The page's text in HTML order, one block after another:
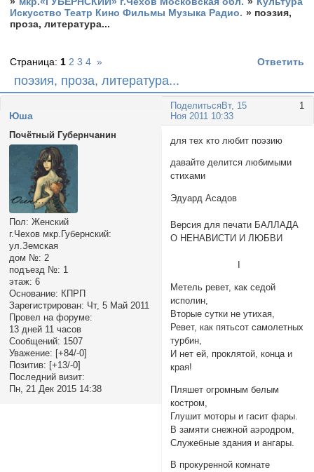
Искусство Театр Кино Фильмы Музыка Радио. » поэзия,
проза, литература...
поэзия, проза, литература...
Страница: 1 2 3 4 » Ответить
Поделиться 1
Вт, 15
Ноя 2011 10:33
Юша
Почётный Губернчанин
Пол: Женский
г.Чехов мкр.Губернский:
ул.Земская
дом №: 2
подъезд №: 1
этаж: 6
Основание: КПРП
Зарегистрирован: Чт, 5 Май 2011
Провел на форуме:
13 дней 11 часов
Сообщений: 1507
Уважение: [+84/-0]
Позитив: [+13/-0]
Последний визит:
Пн, 21 Дек 2015 14:38
для тех кто любит поэзию
давайте делится любимыми
стихами
Эдуард Асадов
Версия для печати БАЛЛАДА
О НЕНАВИСТИ И ЛЮБВИ
Метель ревет, как седой
исполин,
Вторые сутки не утихая,
Ревет, как пятьсот самолетных
турбин,
И нет ей, проклятой, конца и
края!
Пляшет огромным белым
костром,
Глушит моторы и гасит фары.
В замяти снежной аэродром,
Служебные здания и ангары.
В прокуренной комнате